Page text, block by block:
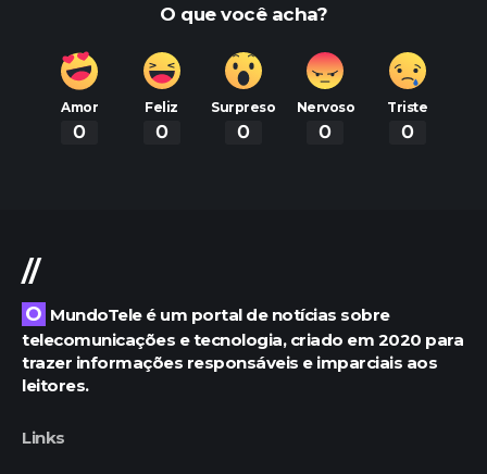
O que você acha?
Amor
0
Feliz
0
Surpreso
0
Nervoso
0
Triste
0
//
O MundoTele é um portal de notícias sobre
telecomunicações e tecnologia, criado em 2020 para
trazer informações responsáveis e imparciais aos
leitores.
Links